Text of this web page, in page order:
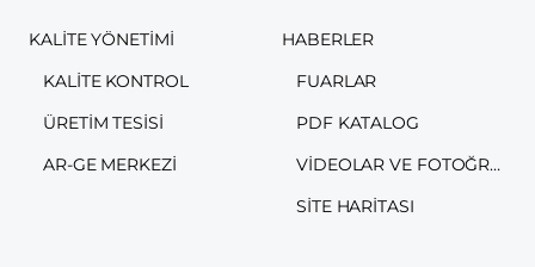
KALITE YÖNETIMI
KALITE KONTROL
ÜRETIM TESISI
AR-GE MERKEZI
HABERLER
FUARLAR
PDF KATALOG
VIDEOLAR VE FOTOĞRAFLAR
SITE HARITASI